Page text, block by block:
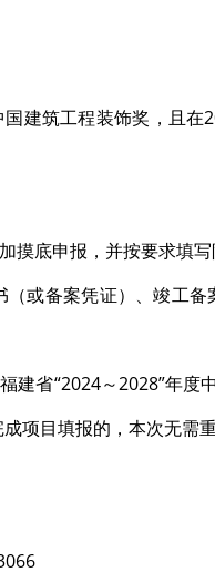
建筑工程装饰奖，且
摸底申报，并按要求填
或备案凭证）、竣工
建省“2024～2028”年
项目填报的，本次无需重